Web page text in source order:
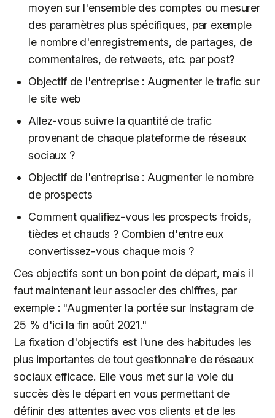
moyen sur l'ensemble des comptes ou mesurer
des paramètres plus spécifiques, par exemple
le nombre d'enregistrements, de partages, de
commentaires, de retweets, etc. par post?
Objectif de l'entreprise : Augmenter le trafic sur
le site web
Allez-vous suivre la quantité de trafic
provenant de chaque plateforme de réseaux
sociaux ?
Objectif de l'entreprise : Augmenter le nombre
de prospects
Comment qualifiez-vous les prospects froids,
tièdes et chauds ? Combien d'entre eux
convertissez-vous chaque mois ?
Ces objectifs sont un bon point de départ, mais il
faut maintenant leur associer des chiffres, par
exemple : "Augmenter la portée sur Instagram de
25 % d'ici la fin août 2021."
La fixation d'objectifs est l'une des habitudes les
plus importantes de tout gestionnaire de réseaux
sociaux efficace. Elle vous met sur la voie du
succès dès le départ en vous permettant de
définir des attentes avec vos clients et de les